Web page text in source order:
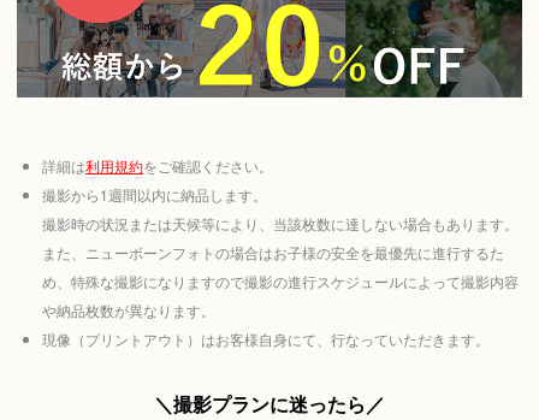
詳細は利用規約をご確認ください。
撮影から1週間以内に納品します。
撮影時の状況または天候等により、当該枚数に達しない場合もあります。
また、ニューボーンフォトの場合はお子様の安全を最優先に進行するた
め、特殊な撮影になりますので撮影の進行スケジュールによって撮影内容
や納品枚数が異なります。
現像（プリントアウト）はお客様自身にて、行なっていただきます。
＼撮影プランに迷ったら／